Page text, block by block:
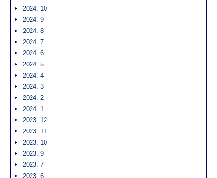
2024. 10
2024. 9
2024. 8
2024. 7
2024. 6
2024. 5
2024. 4
2024. 3
2024. 2
2024. 1
2023. 12
2023. 11
2023. 10
2023. 9
2023. 7
2023. 6